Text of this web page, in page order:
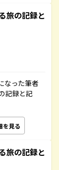
旅の記録と
なった筆者
記録と記
を見る
旅の記録と